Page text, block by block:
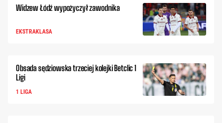
Widzew Łódź wypożyczył zawodnika
EKSTRAKLASA
Obsada sędziowska trzeciej kolejki Betclic 1
Ligi
1 LIGA